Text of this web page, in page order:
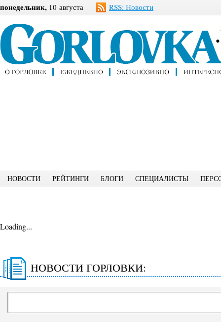
понедельник, 10 августа RSS: Новости
НОВОСТИ РЕЙТИНГИ БЛОГИ СПЕЦИАЛИСТЫ
Loading...
НОВОСТИ ГОРЛОВКИ: